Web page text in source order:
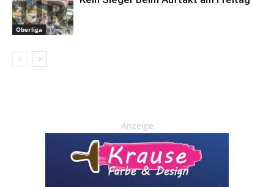
Oberliga
Anzeige